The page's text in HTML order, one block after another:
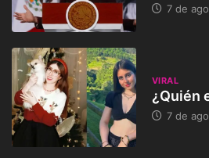
7 de
VIRAL
¿Quién
7 de